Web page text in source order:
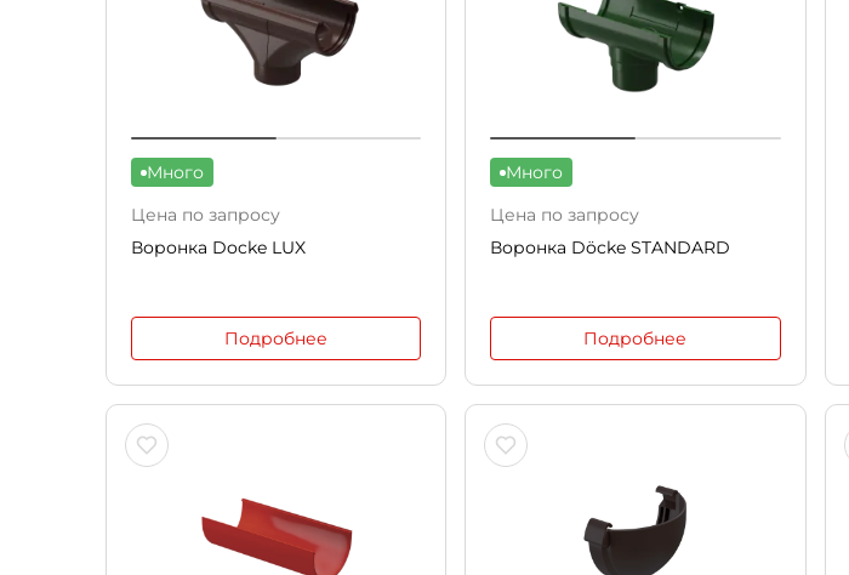
Много
Цена по запросу
Воронка Docke LUX
Подробнее
Много
Цена по запросу
Воронка Döcke STANDARD
Подробнее